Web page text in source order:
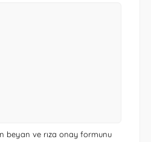
beyan ve rıza onay formunu